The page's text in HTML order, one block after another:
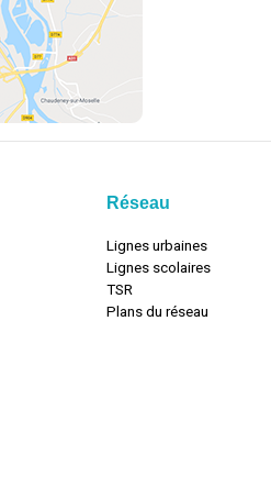
Réseau
Lignes urbaines
Lignes scolaires
TSR
Plans du réseau